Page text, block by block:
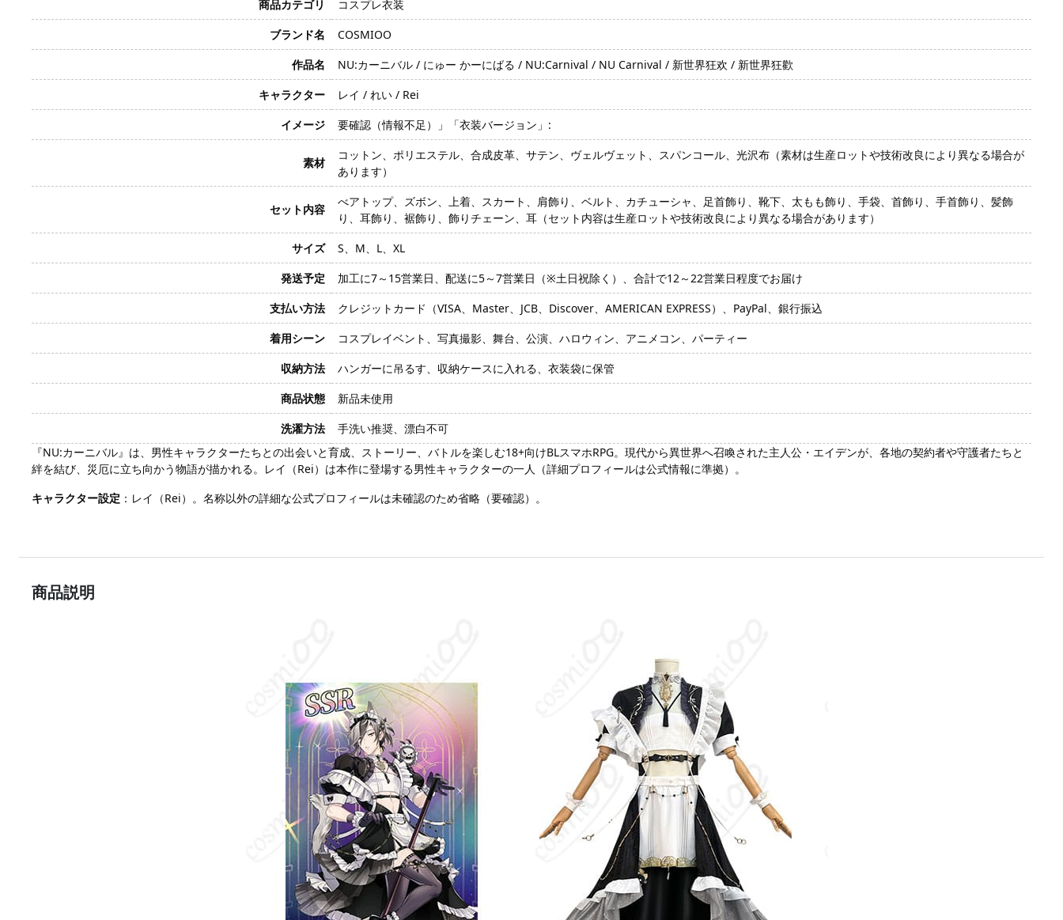
商品カテゴリ
コスプレ衣装
ブランド名
COSMIOO
作品名
NU:カーニバル / にゅー かーにばる / NU:Carnival / NU Carnival / 新世界狂欢 / 新世界狂歡
キャラクター
レイ / れい / Rei
イメージ
要確認（情報不足）」「衣装バージョン」:
素材
コットン、ポリエステル、合成皮革、サテン、ヴェルヴェット、スパンコール、光沢布（素材は生産ロットや技術改良により異なる場合が
あります）
セット内容
べアトップ、ズボン、上着、スカート、肩飾り、ベルト、カチューシャ、足首飾り、靴下、太もも飾り、手袋、首飾り、手首飾り、髪飾
り、耳飾り、裾飾り、飾りチェーン、耳（セット内容は生産ロットや技術改良により異なる場合があります）
サイズ
S、M、L、XL
発送予定
加工に7～15営業日、配送に5～7営業日（※土日祝除く）、合計で12～22営業日程度でお届け
支払い方法
クレジットカード（VISA、Master、JCB、Discover、AMERICAN EXPRESS）、PayPal、銀行振込
着用シーン
コスプレイベント、写真撮影、舞台、公演、ハロウィン、アニメコン、パーティー
収納方法
ハンガーに吊るす、収納ケースに入れる、衣装袋に保管
商品状態
新品未使用
洗濯方法
手洗い推奨、漂白不可
『NU:カーニバル』は、男性キャラクターたちとの出会いと育成、ストーリー、バトルを楽しむ18+向けBLスマホRPG。現代から異世界へ召喚された主人公・エイデンが、各地の契約者や守護者たちと
絆を結び、災厄に立ち向かう物語が描かれる。レイ（Rei）は本作に登場する男性キャラクターの一人（詳細プロフィールは公式情報に準拠）。
キャラクター設定 ：レイ（Rei）。名称以外の詳細な公式プロフィールは未確認のため省略（要確認）。
商品説明